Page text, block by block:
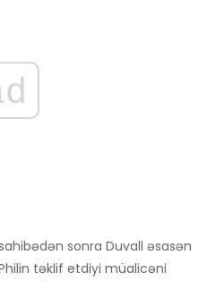
sonra Duvall əsasən
təklif etdiyi müalicəni